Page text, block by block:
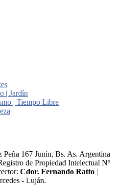
| Jardín
| Tiempo Libre
167 Junín, Bs. As. Argentina
de Propiedad Intelectual Nº
Cdor. Fernando Ratto |
- Luján.